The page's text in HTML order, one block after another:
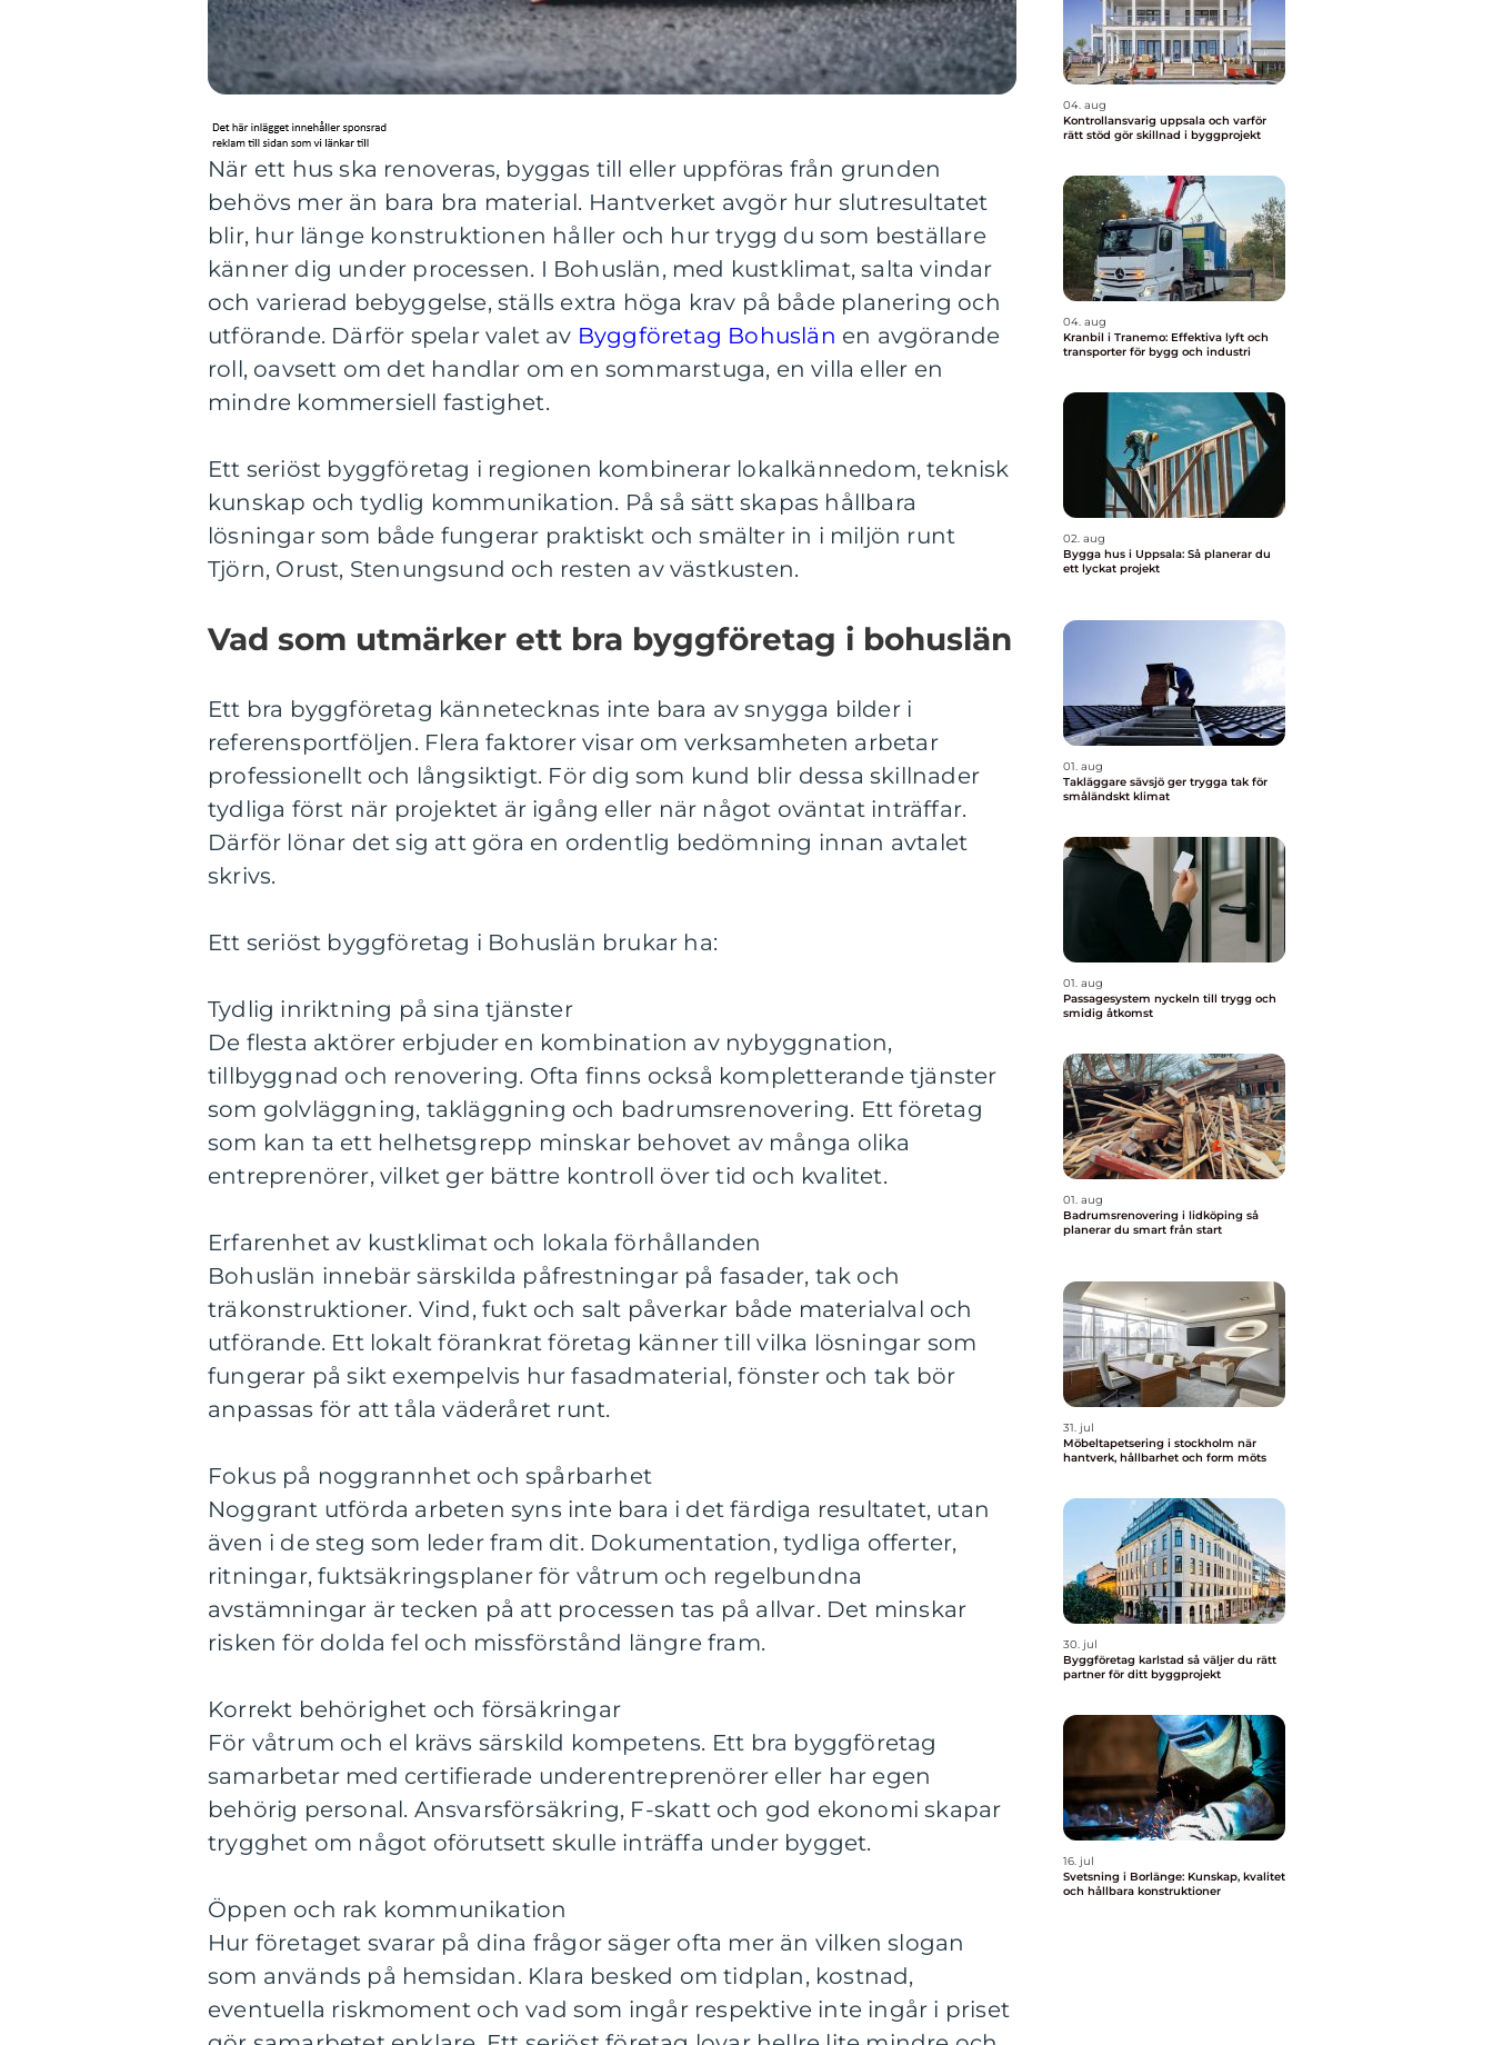
När ett hus ska renoveras, byggas till eller uppföras från grunden
behövs mer än bara bra material. Hantverket avgör hur slutresultatet
blir, hur länge konstruktionen håller och hur trygg du som beställare
känner dig under processen. I Bohuslän, med kustklimat, salta vindar
och varierad bebyggelse, ställs extra höga krav på både planering och
utförande. Därför spelar valet av Byggföretag Bohuslän en avgörande
roll, oavsett om det handlar om en sommarstuga, en villa eller en
mindre kommersiell fastighet.
Ett seriöst byggföretag i regionen kombinerar lokalkännedom, teknisk
kunskap och tydlig kommunikation. På så sätt skapas hållbara
lösningar som både fungerar praktiskt och smälter in i miljön runt
Tjörn, Orust, Stenungsund och resten av västkusten.
Vad som utmärker ett bra byggföretag i bohuslän
Ett bra byggföretag kännetecknas inte bara av snygga bilder i
referensportföljen. Flera faktorer visar om verksamheten arbetar
professionellt och långsiktigt. För dig som kund blir dessa skillnader
tydliga först när projektet är igång eller när något oväntat inträffar.
Därför lönar det sig att göra en ordentlig bedömning innan avtalet
skrivs.
Ett seriöst byggföretag i Bohuslän brukar ha:
Tydlig inriktning på sina tjänster
De flesta aktörer erbjuder en kombination av nybyggnation,
tillbyggnad och renovering. Ofta finns också kompletterande tjänster
som golvläggning, takläggning och badrumsrenovering. Ett företag
som kan ta ett helhetsgrepp minskar behovet av många olika
entreprenörer, vilket ger bättre kontroll över tid och kvalitet.
Erfarenhet av kustklimat och lokala förhållanden
Bohuslän innebär särskilda påfrestningar på fasader, tak och
träkonstruktioner. Vind, fukt och salt påverkar både materialval och
utförande. Ett lokalt förankrat företag känner till vilka lösningar som
fungerar på sikt exempelvis hur fasadmaterial, fönster och tak bör
anpassas för att tåla väderåret runt.
Fokus på noggrannhet och spårbarhet
Noggrant utförda arbeten syns inte bara i det färdiga resultatet, utan
även i de steg som leder fram dit. Dokumentation, tydliga offerter,
ritningar, fuktsäkringsplaner för våtrum och regelbundna
avstämningar är tecken på att processen tas på allvar. Det minskar
risken för dolda fel och missförstånd längre fram.
Korrekt behörighet och försäkringar
För våtrum och el krävs särskild kompetens. Ett bra byggföretag
samarbetar med certifierade underentreprenörer eller har egen
behörig personal. Ansvarsförsäkring, F-skatt och god ekonomi skapar
trygghet om något oförutsett skulle inträffa under bygget.
Öppen och rak kommunikation
Hur företaget svarar på dina frågor säger ofta mer än vilken slogan
som används på hemsidan. Klara besked om tidplan, kostnad,
eventuella riskmoment och vad som ingår respektive inte ingår i priset
04. aug
Kontrollansvarig uppsala och varför
rätt stöd gör skillnad i byggprojekt
04. aug
Kranbil i Tranemo: Effektiva lyft och
transporter för bygg och industri
02. aug
Bygga hus i Uppsala: Så planerar du
ett lyckat projekt
01. aug
Takläggare sävsjö ger trygga tak för
småländskt klimat
01. aug
Passagesystem nyckeln till trygg och
smidig åtkomst
01. aug
Badrumsrenovering i lidköping så
planerar du smart från start
31. jul
Möbeltapetsering i stockholm när
hantverk, hållbarhet och form möts
30. jul
Byggföretag karlstad så väljer du rätt
partner för ditt byggprojekt
16. jul
Svetsning i Borlänge: Kunskap, kvalitet
och hållbara konstruktioner